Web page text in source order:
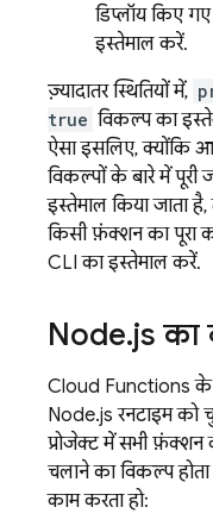
डिप्लॉय किए
इस्तेमाल करें.
ज़्यादातर स्थितियों में,
true विकल्प का
ऐसा इसलिए, क्योंकि
विकल्पों के बारे में पूरी
इस्तेमाल किया जाता है,
किसी फ़ंक्शन का पूरा
CLI का इस्तेमाल करें.
Node.js का
Cloud Functions के
Node.js रनटाइम को
प्रोजेक्ट में सभी फ़ंक्शन
चलाने का विकल्प
काम करता हो: